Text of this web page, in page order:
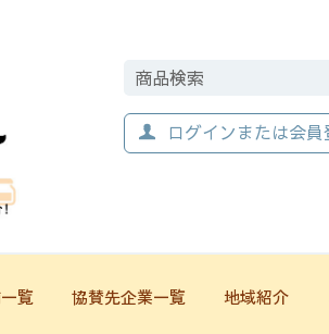
ログインまたは会員
覧 協賛先企業一覧 地域紹介